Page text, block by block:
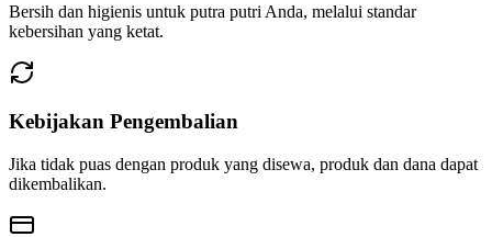
Bersih dan higienis untuk putra putri Anda, melalui standar
kebersihan yang ketat.
Kebijakan Pengembalian
Jika tidak puas dengan produk yang disewa, produk dan dana dapat
dikembalikan.